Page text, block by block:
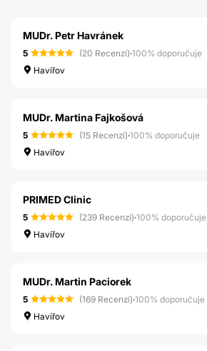
MUDr. Petr Havránek
5 (20 Recenzí)·100% doporučuje
Havířov
MUDr. Martina Fajkošová
5 (15 Recenzí)·100% doporučuje
Havířov
PRIMED Clinic
5 (239 Recenzí)·100% doporučuje
Havířov
MUDr. Martin Paciorek
5 (169 Recenzí)·100% doporučuje
Havířov